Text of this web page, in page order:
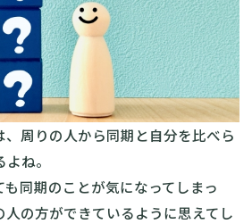
周りの人から同期と自分を比べら
ね。
同期のことが気になってしまっ
の方ができているように思えてし